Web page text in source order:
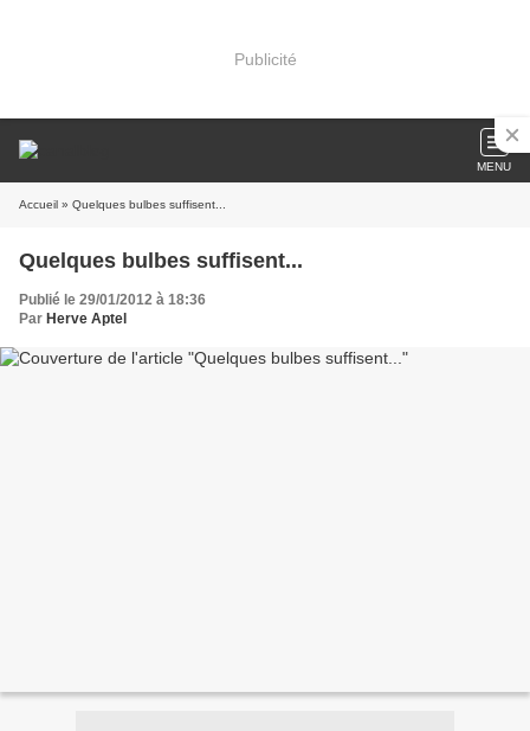
Publicité
MENU
Accueil » Quelques bulbes suffisent...
Quelques bulbes suffisent...
Publié le 29/01/2012 à 18:36
Par Herve Aptel